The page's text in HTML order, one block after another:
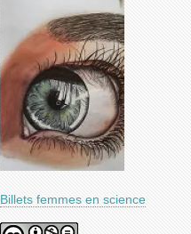
Billets femmes en science